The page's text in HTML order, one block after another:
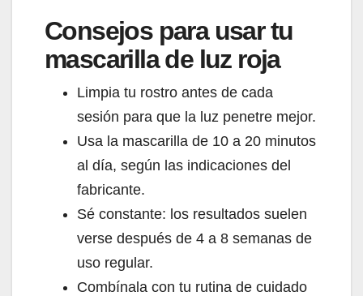
Consejos para usar tu
mascarilla de luz roja
Limpia tu rostro antes de cada
sesión para que la luz penetre mejor.
Usa la mascarilla de 10 a 20 minutos
al día, según las indicaciones del
fabricante.
Sé constante: los resultados suelen
verse después de 4 a 8 semanas de
uso regular.
Combínala con tu rutina de cuidado